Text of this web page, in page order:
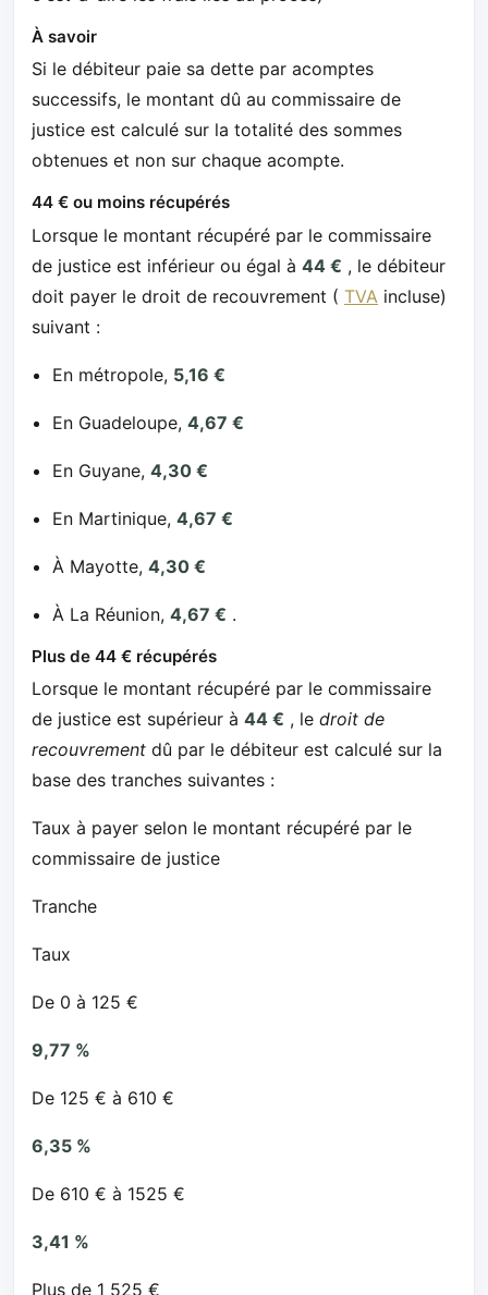
À savoir
Si le débiteur paie sa dette par acomptes
successifs, le montant dû au commissaire de
justice est calculé sur la totalité des sommes
obtenues et non sur chaque acompte.
44 € ou moins récupérés
Lorsque le montant récupéré par le commissaire
de justice est inférieur ou égal à 44 € , le débiteur
doit payer le droit de recouvrement ( TVA incluse)
suivant :
En métropole, 5,16 €
En Guadeloupe,4,67 €
En Guyane,4,30 €
En Martinique,4,67 €
À Mayotte,4,30 €
À La Réunion,4,67 € .
Plus de 44 € récupérés
Lorsque le montant récupéré par le commissaire
de justice est supérieur à 44 € , le droit de
recouvrement dû par le débiteur est calculé sur la
base des tranches suivantes :
Taux à payer selon le montant récupéré par le
commissaire de justice
Tranche
Taux
De 0 à 125 €
9,77 %
De 125 € à 610 €
6,35 %
De 610 € à 1525 €
3,41 %
Plus de 1 525 €